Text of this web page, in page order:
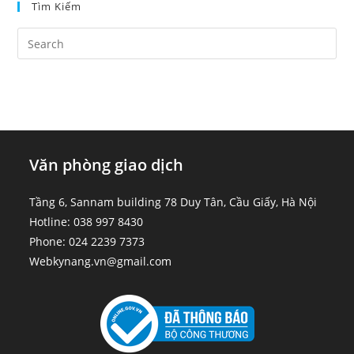
Tìm Kiếm
Văn phòng giao dịch
Tầng 6, Sannam building 78 Duy Tân, Cầu Giấy, Hà Nội
Hotline: 038 997 8430
Phone: 024 2239 7373
Webkynang.vn@gmail.com